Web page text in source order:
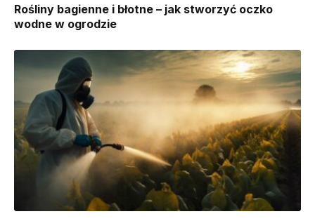
Rośliny bagienne i błotne – jak stworzyć oczko
wodne w ogrodzie